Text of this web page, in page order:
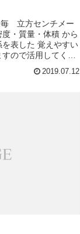
毎 立方センチメー
・質量・体積 から
表した 覚えやすい
ので活用してくだ
2019.07.12